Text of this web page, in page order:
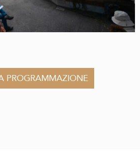
PROGRAMMAZIONE